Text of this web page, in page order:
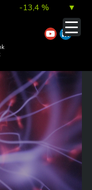
-13,4 % ▼
7,0 % ▲
1,0 %
0,1 % ▲
0,2 % ▲